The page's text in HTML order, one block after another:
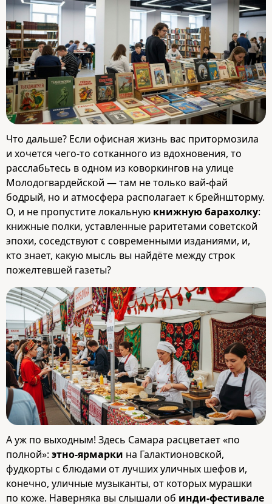
Что дальше? Если офисная жизнь вас притормозила
и хочется чего‑то сотканного из вдохновения, то
расслабьтесь в одном из коворкингов на улице
Молодогвардейской — там не только вай‑фай
бодрый, но и атмосфера располагает к брейншторму.
О, и не пропустите локальную книжную барахолку:
книжные полки, уставленные раритетами советской
эпохи, соседствуют с современными изданиями, и,
кто знает, какую мысль вы найдёте между строк
пожелтевшей газеты?
А уж по выходным! Здесь Самара расцветает «по
полной»: этно‑ярмарки на Галактионовской,
фудкорты с блюдами от лучших уличных шефов и,
конечно, уличные музыканты, от которых мурашки
по коже. Наверняка вы слышали об инди‑фестивале